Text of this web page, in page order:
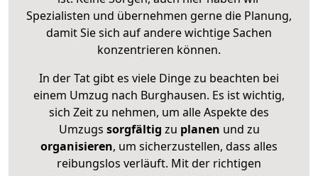
Spezialisten und übernehmen gerne die Planung,
damit Sie sich auf andere wichtige Sachen
konzentrieren können.
In der Tat gibt es viele Dinge zu beachten bei
einem Umzug nach Burghausen. Es ist wichtig,
sich Zeit zu nehmen, um alle Aspekte des
Umzugs sorgfältig zu planen und zu
organisieren, um sicherzustellen, dass alles
reibungslos verläuft. Mit der richtigen